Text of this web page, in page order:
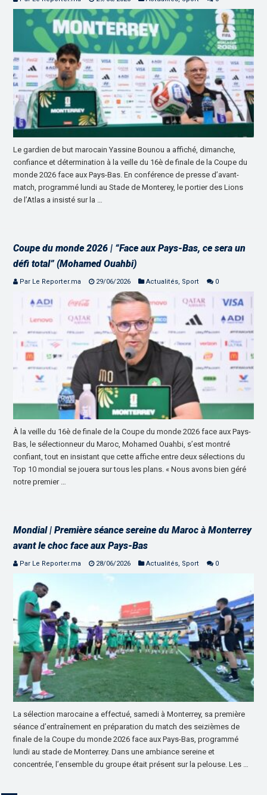
Le gardien de but marocain Yassine Bounou a affiché, dimanche,
confiance et détermination à la veille du 16è de finale de la Coupe du
monde 2026 face aux Pays-Bas. En conférence de presse d’avant-
match, programmé lundi au Stade de Monterey, le portier des Lions
de l’Atlas a insisté sur la …
Coupe du monde 2026 | “Face aux Pays-Bas, ce sera un
défi total” (Mohamed Ouahbi)
Par Le Reporter.ma 29/06/2026 Actualités, Sport 0
À la veille du 16è de finale de la Coupe du monde 2026 face aux Pays-
Bas, le sélectionneur du Maroc, Mohamed Ouahbi, s’est montré
confiant, tout en insistant que cette affiche entre deux sélections du
Top 10 mondial se jouera sur tous les plans. « Nous avons bien géré
notre premier …
Mondial | Première séance sereine du Maroc à Monterrey
avant le choc face aux Pays-Bas
Par Le Reporter.ma 28/06/2026 Actualités, Sport 0
La sélection marocaine a effectué, samedi à Monterrey, sa première
séance d’entraînement en préparation du match des seizièmes de
finale de la Coupe du monde 2026 face aux Pays-Bas, programmé
lundi au stade de Monterrey. Dans une ambiance sereine et
concentrée, l’ensemble du groupe était présent sur la pelouse. Les …